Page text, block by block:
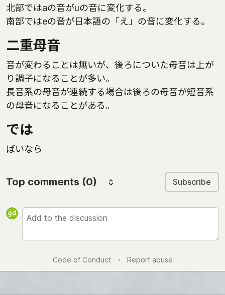
北部ではaの音がuの音に変化する。
南部ではeの音が日本語の「え」の音に変化する。
二重母音
音が変わることは無いが、後ろについた母音は上が
り調子になることが多い。
長音系の母音が連続する場合は後ろの母音が短音系
の母音になることがある。
では
ばいなら
Top comments (0) Subscribe
Code of Conduct • Report abuse